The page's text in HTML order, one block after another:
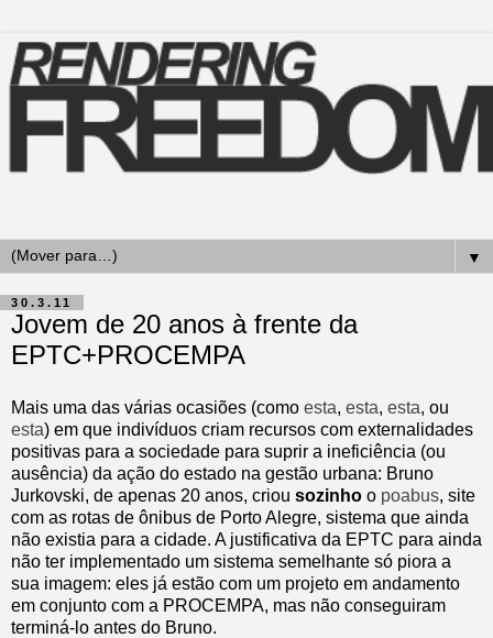
▼
30.3.11
Jovem de 20 anos à frente da
EPTC+PROCEMPA
Mais uma das várias ocasiões (como esta, esta, esta, ou
esta) em que indivíduos criam recursos com externalidades
positivas para a sociedade para suprir a ineficiência (ou
ausência) da ação do estado na gestão urbana: Bruno
Jurkovski, de apenas 20 anos, criou sozinho o poabus, site
com as rotas de ônibus de Porto Alegre, sistema que ainda
não existia para a cidade. A justificativa da EPTC para ainda
não ter implementado um sistema semelhante só piora a
sua imagem: eles já estão com um projeto em andamento
em conjunto com a PROCEMPA, mas não conseguiram
terminá-lo antes do Bruno.